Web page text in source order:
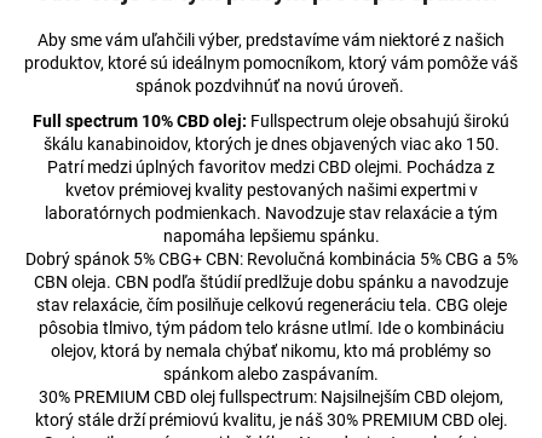
Aby sme vám uľahčili výber, predstavíme vám niektoré z našich
produktov, ktoré sú ideálnym pomocníkom, ktorý vám pomôže váš
spánok pozdvihnúť na novú úroveň.
Full spectrum 10% CBD olej: Fullspectrum oleje obsahujú širokú
škálu kanabinoidov, ktorých je dnes objavených viac ako 150.
Patrí medzi úplných favoritov medzi CBD olejmi. Pochádza z
kvetov prémiovej kvality pestovaných našimi expertmi v
laboratórnych podmienkach. Navodzuje stav relaxácie a tým
napomáha lepšiemu spánku.
Dobrý spánok 5% CBG+ CBN: Revolučná kombinácia 5% CBG a 5%
CBN oleja. CBN podľa štúdií predlžuje dobu spánku a navodzuje
stav relaxácie, čím posilňuje celkovú regeneráciu tela. CBG oleje
pôsobia tlmivo, tým pádom telo krásne utlmí. Ide o kombináciu
olejov, ktorá by nemala chýbať nikomu, kto má problémy so
spánkom alebo zaspávaním.
30% PREMIUM CBD olej fullspectrum: Najsilnejším CBD olejom,
ktorý stále drží prémiovú kvalitu, je náš 30% PREMIUM CBD olej.
ú
č
a
m
CBD
OLEJ
FULL-
SPECTRUM
ČEREŠŇA
€50,96
Pôvodne: